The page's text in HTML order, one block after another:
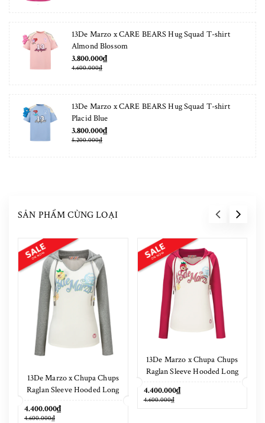
13De Marzo x CARE BEARS Hug Squad T-shirt
Almond Blossom
3.800.000₫
4.600.000₫
13De Marzo x CARE BEARS Hug Squad T-shirt
Placid Blue
3.800.000₫
5.200.000₫
SẢN PHẨM CÙNG LOẠI
13De Marzo x Chupa Chups
Raglan Sleeve Hooded Long
4.400.000₫
4.600.000₫
13De Marzo x Chupa Chups
Raglan Sleeve Hooded Long
4.400.000₫
4.600.000₫